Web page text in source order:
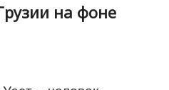
на фоне